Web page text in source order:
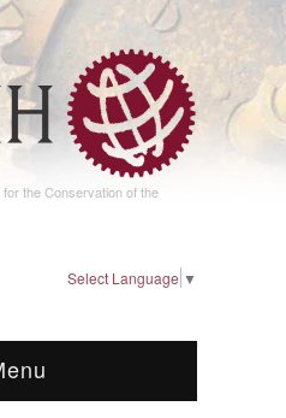
the Conservation of the
Select Language ▼